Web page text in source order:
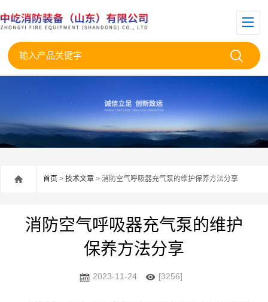
首页 > 技术文章 > 消防空气呼吸器充气泵的维护保养方法分享
消防空气呼吸器充气泵的维护
保养方法分享
2023-11-24 [3256]